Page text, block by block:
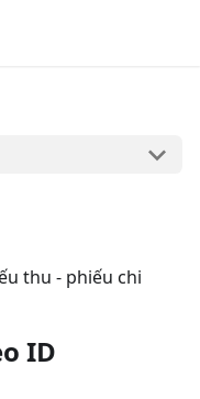
thu - phiếu chi
ID